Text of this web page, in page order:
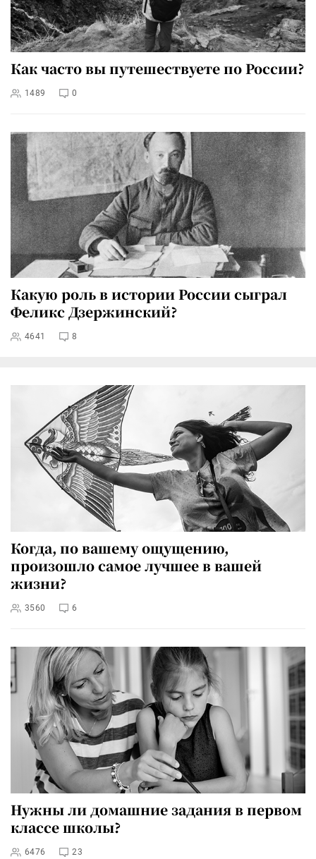
Как часто вы путешествуете по России?
1489 0
Какую роль в истории России сыграл
Феликс Дзержинский?
4641 8
Когда, по вашему ощущению,
произошло самое лучшее в вашей
жизни?
3560 6
Нужны ли домашние задания в первом
классе школы?
6476 23